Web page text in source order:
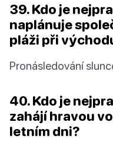
39. Kdo je
naplánuje
pláži při
Pronásledování
40. Kdo je
zahájí hravou
letním dni?